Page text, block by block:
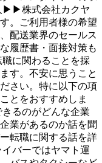
▶▶株式会社カクヤ
。ご利用者様の希望
配送業界のセールス
履歴書・面接対策も
に関わることを採
す。不安に思うこと
さい。特に以下の項
とをおすすめしま
るのがどんな企業
業があるのか話を聞
転職に関する話を詳
バーではヤマト運